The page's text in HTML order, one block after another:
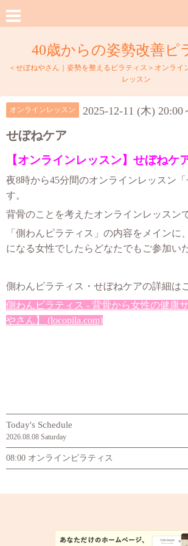
40歳からの姿勢改善ピ
＜せぼねやさん｜姿勢を整えるピラティス＞オンライ
レッスン
オンラインレッスン 2025-12-11 (木) 20:00
せぼねケア
【オンラインレッスン】せぼねケ
夜8時から45分間のオンラインレッスン
す。
背骨のことを考えたオンラインレッスン
「側わんピラティス」の内容をメインに
になる女性でしたらどなたでもご参加い
側わんピラティス・せぼねケアの詳細は
側わんピラティス - 背骨から女性の健康
やさん】 (locopila.com)
Today's Schedule
2026.08.08 Saturday
08:00 オンラインピラティス